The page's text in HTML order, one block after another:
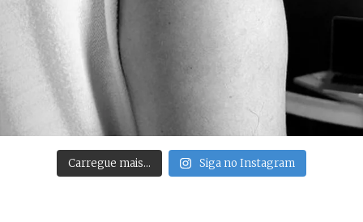
Carregue mais… Siga no Instagram